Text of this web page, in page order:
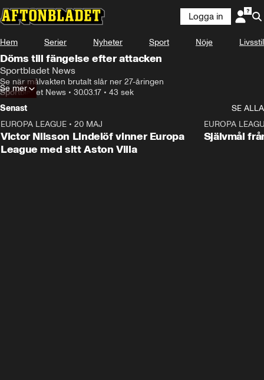
Logga in
Hem Serier Nyheter Sport Nöje Livsstil
Döms till fängelse efter attacken
Sportbladet News
Se när målvakten brutalt slår ner 27-åringen
Sportbladet News • 30.03.17 • 43 sek
Se mer
Senast
SE ALLA
EUROPA LEAGUE • 20 MAJ
Victor Nilsson Lindelöf vinner Europa
League med sitt Aston Villa
EUROPA
Självmål